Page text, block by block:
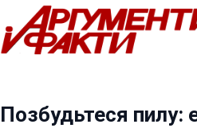
Перейти
до
вмісту
Позбудьтеся пилу: